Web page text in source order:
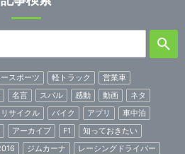
スポーツ 軽トラック
営業車
名言 スバル 感動 動画
ネタ
リサイクル バイク アプリ
車中泊
アーカイブ F1
知っておきたい
ジムカーナ
レーシングドライバー